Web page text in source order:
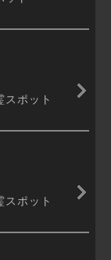
ポット
ポット